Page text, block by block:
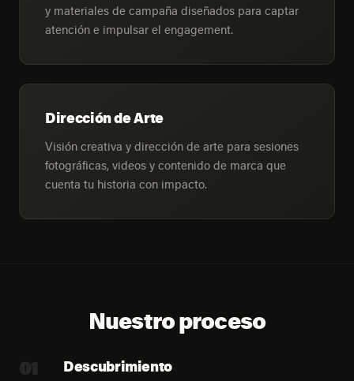
y materiales de campaña diseñados para captar
atención e impulsar el engagement.
Dirección de Arte
Visión creativa y dirección de arte para sesiones
fotográficas, videos y contenido de marca que
cuenta tu historia con impacto.
Nuestro proceso
01 Descubrimiento